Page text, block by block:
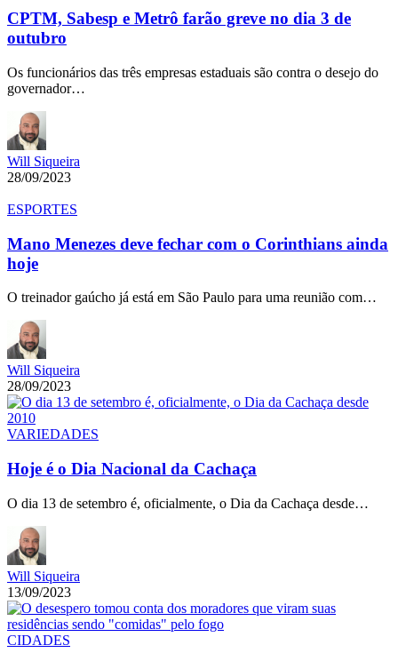
CPTM, Sabesp e Metrô farão greve no dia 3 de
outubro
Os funcionários das três empresas estaduais são contra o desejo do
governador…
Will Siqueira
28/09/2023
ESPORTES
Mano Menezes deve fechar com o Corinthians ainda
hoje
O treinador gaúcho já está em São Paulo para uma reunião com…
Will Siqueira
28/09/2023
VARIEDADES
Hoje é o Dia Nacional da Cachaça
O dia 13 de setembro é, oficialmente, o Dia da Cachaça desde…
Will Siqueira
13/09/2023
CIDADES